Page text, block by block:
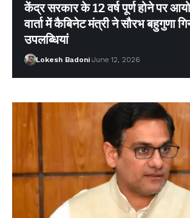
केंद्र सरकार के 12 वर्ष पूर्ण होने पर
वार्ता में कैबिनेट मंत्री ने सौरभ बहुगुणा
उपलब्धियां
Lokesh Badoni June 12, 2026